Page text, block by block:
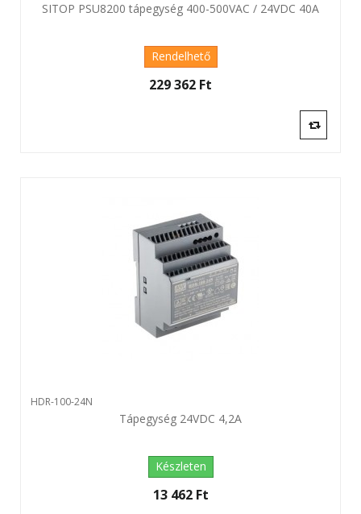
SITOP PSU8200 tápegység 400-500VAC / 24VDC 40A
Rendelhető
229 362 Ft‎
HDR-100-24N
Tápegység 24VDC 4,2A
Készleten
13 462 Ft‎